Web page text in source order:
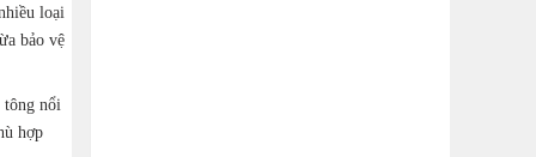
loại
bảo vệ
tông nổi
hợp